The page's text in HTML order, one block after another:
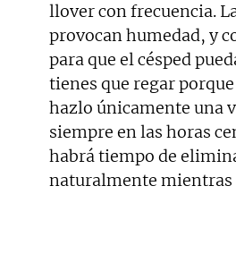
llover con frecuencia.
provocan humedad, y
para que el césped
tienes que regar
hazlo únicamente una
siempre en las horas
habrá tiempo de
naturalmente mientras